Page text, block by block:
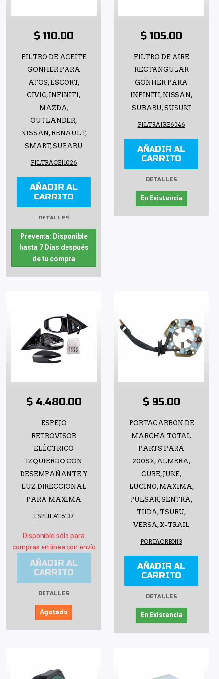
$ 110.00
FILTRO DE ACEITE
GONHER PARA
ATOS, ESCORT,
CIVIC, INFINITI,
MAZDA,
OUTLANDER,
NISSAN, RENAULT,
SMART, SUBARU
FILTRACEI1026
AÑADIR AL
CARRITO
DETALLES
Preventa: Disponible
hasta 7 Días después
de tu compra
$ 105.00
FILTRO DE AIRE
RECTANGULAR
GONHER PARA
INFINITI, NISSAN,
SUBARU, SUSUKI
FILTRAIRE6046
AÑADIR AL
CARRITO
DETALLES
En Existencia
$ 4,480.00
ESPEJO
RETROVISOR
ELÉCTRICO
IZQUIERDO CON
DESEMPAÑANTE Y
LUZ DIRECCIONAL
PARA MAXIMA
ESPEJLAT6137
Disponible sólo para
compras en línea con envío
AÑADIR AL
CARRITO
DETALLES
Agotado
$ 95.00
PORTACARBÓN DE
MARCHA TOTAL
PARTS PARA
200SX, ALMERA,
CUBE, JUKE,
LUCINO, MAXIMA,
PULSAR, SENTRA,
TIIDA, TSURU,
VERSA, X-TRAIL
PORTACRBN13
AÑADIR AL
CARRITO
DETALLES
En Existencia